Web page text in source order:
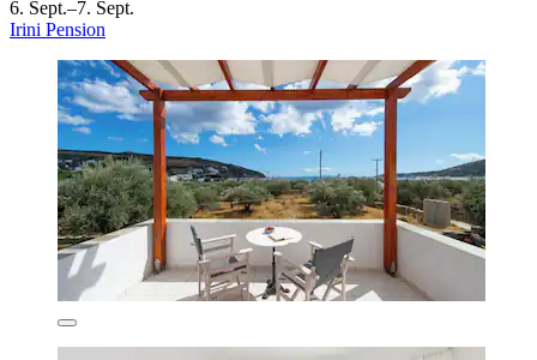
6. Sept.–7. Sept.
Irini Pension